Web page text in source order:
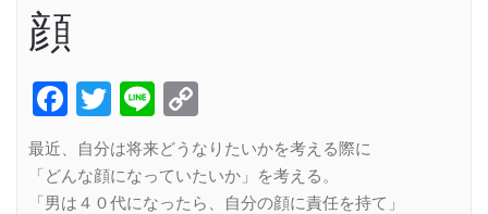
顔
Facebook
Twitter
Line
Link
最近、自分は将来どうなりたいかを考える際に
「どんな顔になっていたいか」を考える。
「男は４０代になったら、自分の顔に責任を持て」